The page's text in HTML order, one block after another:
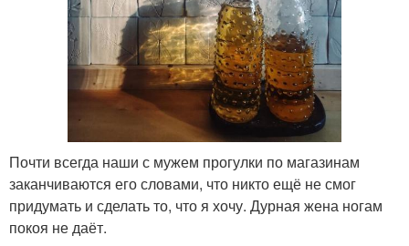
Почти всегда наши с мужем прогулки по магазинам
заканчиваются его словами, что никто ещё не смог
придумать и сделать то, что я хочу. Дурная жена ногам
покоя не даёт.